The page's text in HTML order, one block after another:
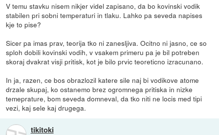
V temu stavku nisem nikjer videl zapisano, da bo kovinski vodik
stabilen pri sobni temperaturi in tlaku. Lahko pa seveda napises
kje to pise?
Sicer pa imas prav, teorija tko ni zanesljiva. Ocitno ni jasno, ce so
sploh dobili kovinski vodih, v vsakem primeru pa je bil potreben
skoraj dvakrat visji pritisk, kot je bilo prvic teoreticno izracunano.
In ja, razen, ce bos obrazlozil katere sile naj bi vodikove atome
drzale skupaj, ko ostanemo brez ogromnega pritiska in nizke
temeprature, bom seveda domneval, da tko niti ne locis med tipi
vezi, kaj sele kaj drugega.
tikitoki